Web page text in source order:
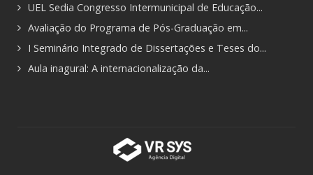
UEL Sedia Congresso Intermunicipal de Educação...
Avaliação do Programa de Pós-Graduação em...
I Seminário Integrado de Dissertações e Teses do...
Aula inagural: A internacionalização da...